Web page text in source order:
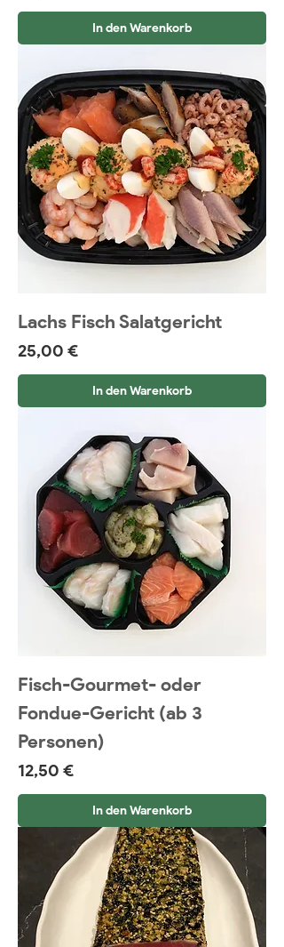
In den Warenkorb
Lachs Fisch Salatgericht
Preis
25,00 €
In den Warenkorb
Fisch-Gourmet- oder
Fondue-Gericht (ab 3
Personen)
Preis
12,50 €
In den Warenkorb